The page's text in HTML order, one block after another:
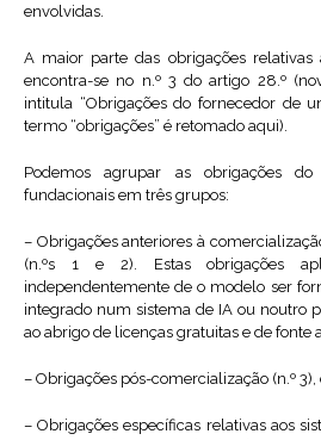
envolvidas.
A maior parte das obrigações relativas
encontra-se no n.º 3 do artigo 28.º
intitula “Obrigações do fornecedor de
termo “obrigações” é retomado aqui).
Podemos agrupar as obrigações
fundacionais em três grupos:
– Obrigações anteriores à
(n.ºs 1 e 2). Estas obrigações
independentemente de o modelo ser
integrado num sistema de IA ou noutro
ao abrigo de licenças gratuitas e de fonte
– Obrigações pós-comercialização (n.º 3),
– Obrigações específicas relativas aos